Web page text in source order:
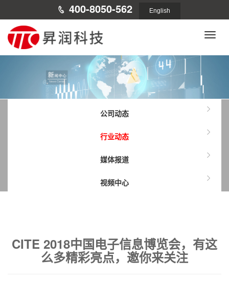
400-8050-562 English
Toggle
公司动态
行业动态
媒体报道
视频中心
CITE 2018中国电子信息博览会，有这
么多精彩亮点，邀你来关注